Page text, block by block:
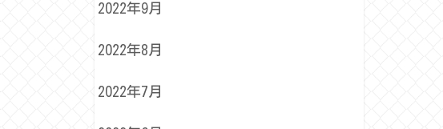
2022年9月
2022年8月
2022年7月